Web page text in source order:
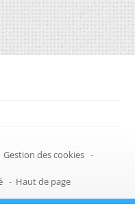
Gestion des cookies -
- Haut de page